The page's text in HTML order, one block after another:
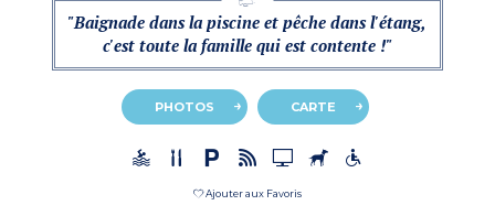
"Baignade dans la piscine et pêche dans l'étang,
c'est toute la famille qui est contente !"
PHOTOS CARTE
Ajouter aux Favoris